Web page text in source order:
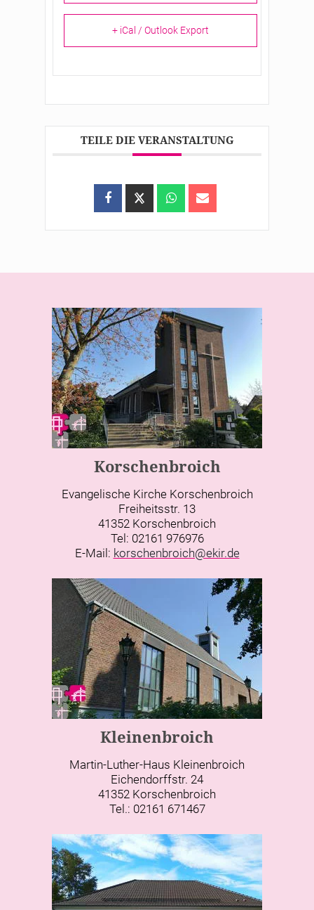
+ iCal / Outlook Export
TEILE DIE VERANSTALTUNG
Korschenbroich
Evangelische Kirche Korschenbroich
Freiheitsstr. 13
41352 Korschenbroich
Tel: 02161 976976
E-Mail: korschenbroich@ekir.de
Kleinenbroich
Martin-Luther-Haus Kleinenbroich
Eichendorffstr. 24
41352 Korschenbroich
Tel.: 02161 671467